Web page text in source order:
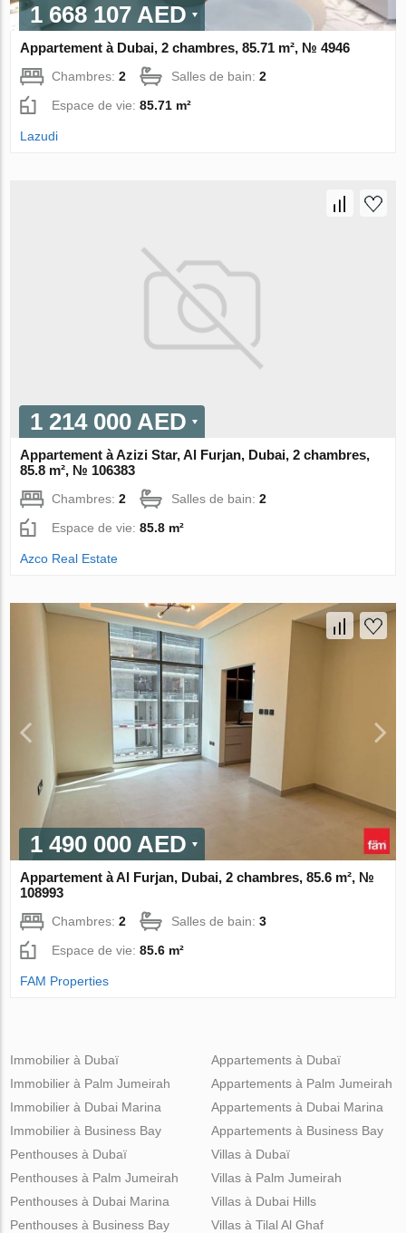
1 668 107 AED
Appartement à Dubai, 2 chambres, 85.71 m², № 4946
Chambres:2 Salles de bain:2
Espace de vie:85.71 m²
Lazudi
1 214 000 AED
Appartement à Azizi Star, Al Furjan, Dubai, 2 chambres,
85.8 m², № 106383
Chambres:2 Salles de bain:2
Espace de vie:85.8 m²
Azco Real Estate
1 490 000 AED
Appartement à Al Furjan, Dubai, 2 chambres, 85.6 m², №
108993
Chambres:2 Salles de bain:3
Espace de vie:85.6 m²
FAM Properties
Immobilier à Dubaï
Immobilier à Palm Jumeirah
Immobilier à Dubai Marina
Immobilier à Business Bay
Appartements à Dubaï
Appartements à Palm Jumeirah
Appartements à Dubai Marina
Appartements à Business Bay
Penthouses à Dubaï
Penthouses à Palm Jumeirah
Penthouses à Dubai Marina
Penthouses à Business Bay
Villas à Dubaï
Villas à Palm Jumeirah
Villas à Dubai Hills
Villas à Tilal Al Ghaf